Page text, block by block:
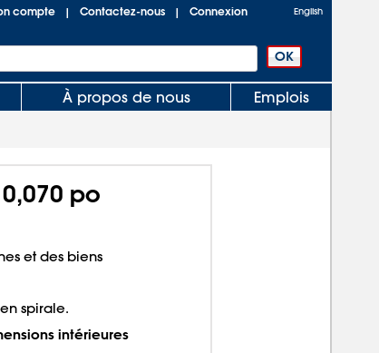
compte | Contactez-nous | Connexion English
À propos de nous Emplois
po
et des biens
spirale.
intérieures